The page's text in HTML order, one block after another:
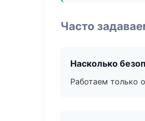
Часто
Насколько
Работаем только